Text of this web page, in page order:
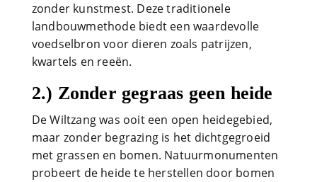
zonder kunstmest. Deze traditionele
landbouwmethode biedt een waardevolle
voedselbron voor dieren zoals patrijzen,
kwartels en reeën.
2.) Zonder gegraas geen heide
De Wiltzang was ooit een open heidegebied,
maar zonder begrazing is het dichtgegroeid
met grassen en bomen. Natuurmonumenten
probeert de heide te herstellen door bomen